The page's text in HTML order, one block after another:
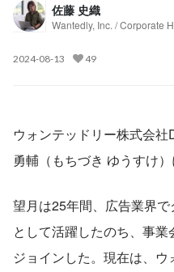
佐藤 史織
Wantedly, Inc. / Corporate
2024-08-13 49
ウォンテッドリー株式会
勇輔（もちづき ゆうすけ
望月は25年間、広告業界
として活躍したのち、事
ジョインした。現在は、